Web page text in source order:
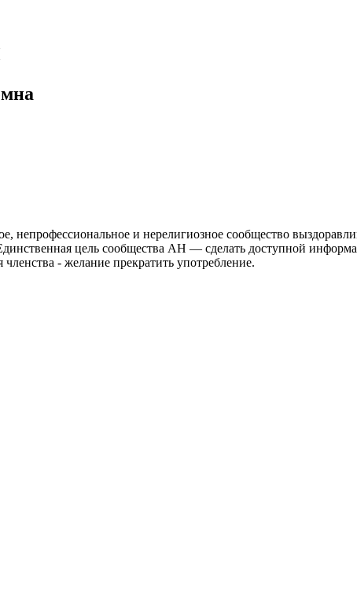
и нерелигиозное сообщество
цель сообщества АН — сделать доступной
- желание прекратить употребление.